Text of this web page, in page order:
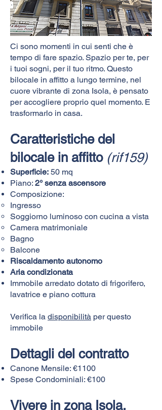
Ci sono momenti in cui senti che è
tempo di fare spazio. Spazio per te, per
i tuoi sogni, per il tuo ritmo. Questo
bilocale in affitto a lungo termine, nel
cuore vibrante di zona Isola, è pensato
per accogliere proprio quel momento. E
trasformarlo in casa.
Caratteristiche del
bilocale in affitto (rif159)
Superficie: 50 mq
Piano: 2° senza ascensore
Composizione:
Ingresso
Soggiorno luminoso con cucina a vista
Camera matrimoniale
Bagno
Balcone
Riscaldamento autonomo
Aria condizionata
Immobile arredato dotato di frigorifero,
lavatrice e piano cottura
Verifica la disponibilità per questo
immobile
Dettagli del contratto
Canone Mensile: €1100
Spese Condominiali: €100
Vivere in zona Isola,